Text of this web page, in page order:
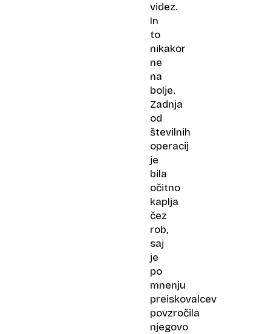
videz.
In
to
nikakor
ne
na
bolje.
Zadnja
od
številnih
operacij
je
bila
očitno
kaplja
čez
rob,
saj
je
po
mnenju
preiskovalcev
povzročila
njegovo